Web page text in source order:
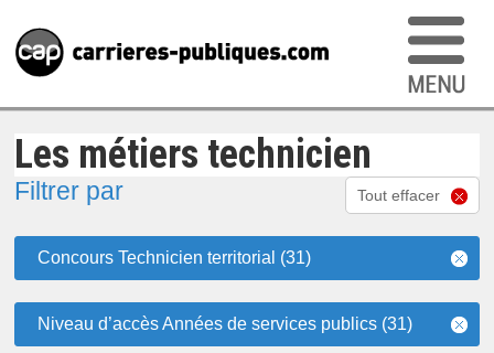
Les métiers technicien
Filtrer par Tout effacer
Concours Technicien territorial (31)
Niveau d’accès Années de services publics (31)